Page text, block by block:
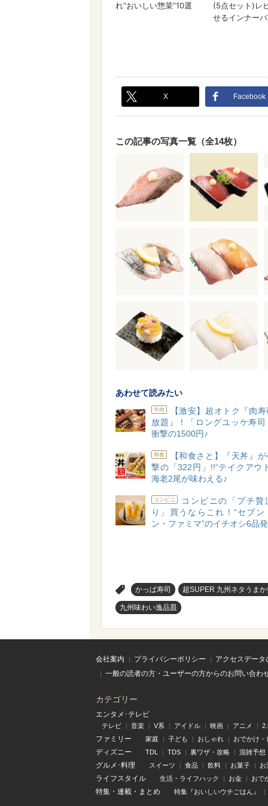
X Facebook
この記事の写真一覧（全14枚）
あわせて読みたい
牛肉
【激安】超オトク『肉
放題』！「ロングユッケ寿
衝撃の1500円♪
和食
【和食さと】『天丼』
撃の「322円」!!“テイクアウ
海老2尾が味わえる♪
コンビニ
コンビニの「プチ贅
り」買うならこれ！“セブン
ン・ファミマ”のイチオシ6品
かっぱ寿司 超SUPER 九州ネタうま
九州味わい逸品皿
会社案内 プライバシーポリシー
アクセスデー
一般の読者の方・ユーザーの方からのお問い合わ
カテゴリー
エンタメ･テレビ
テレビ 音楽 V系 アイドル 映画 アニメ
ファミリー 家庭 子ども おしゃれ おでかけ・
ディズニー TDL TDS 裏ワザ・攻略 混雑予想
グルメ･料理 スイーツ 食品 飲料 お菓子 お
ライフスタイル 生活・ライフハック お金 おで
特集 ・ 連載 ・ まとめ 特集『おいしいウチごはん』